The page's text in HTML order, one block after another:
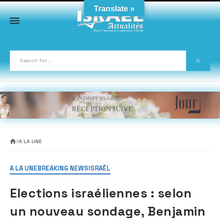
Skip
to
content
A LA UNE
A LA UNEBREAKING NEWSISRAËL
Elections israéliennes : selon
un nouveau sondage, Benjamin
Translate »